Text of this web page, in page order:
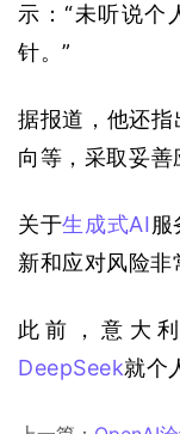
示：“未听说个
针。”
据报道，他还指
向等，采取妥善
关于生成式AI服
新和应对风险非
此前，意大
DeepSeek就个